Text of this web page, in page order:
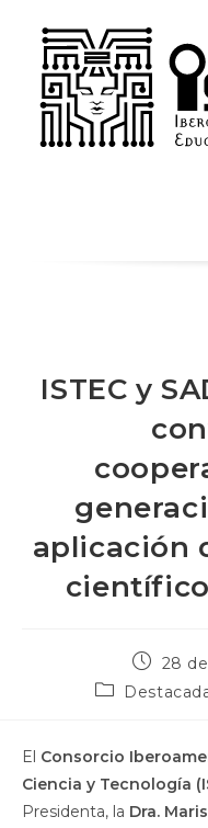
ISTEC y
aplicación
28
El Consorcio
Ciencia y Tecnología
Presidenta, la Dra.